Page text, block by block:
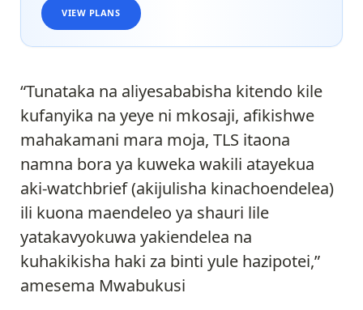
VIEW PLANS
“Tunataka na aliyesababisha kitendo kile
kufanyika na yeye ni mkosaji, afikishwe
mahakamani mara moja, TLS itaona
namna bora ya kuweka wakili atayekua
aki-watchbrief (akijulisha kinachoendelea)
ili kuona maendeleo ya shauri lile
yatakavyokuwa yakiendelea na
kuhakikisha haki za binti yule hazipotei,”
amesema Mwabukusi